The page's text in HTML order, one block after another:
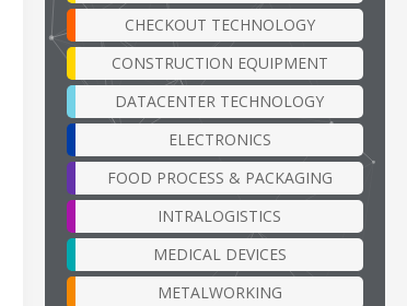
CHECKOUT TECHNOLOGY
CONSTRUCTION EQUIPMENT
DATACENTER TECHNOLOGY
ELECTRONICS
FOOD PROCESS & PACKAGING
INTRALOGISTICS
MEDICAL DEVICES
METALWORKING